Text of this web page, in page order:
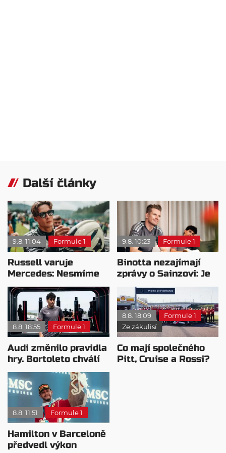
Další články
9.8. 11:04 Formule 1
Russell varuje
Mercedes: Nesmíme
usnout na vavřínech
9.8. 10:23 Formule 1
Binotta nezajímají
zprávy o Sainzovi: Je
to důkaz, že Audi
roste
8.8. 18:55 Formule 1
Audi změnilo pravidla
hry. Bortoleto chválí
nový tým i jeho
mentalitu
8.8. 18:09
Formule 1
Ze zákulisí
Co mají společného
Pitt, Cruise a Rossi?
8.8. 11:51 Formule 1
Hamilton v Barceloně
předvedl výkon